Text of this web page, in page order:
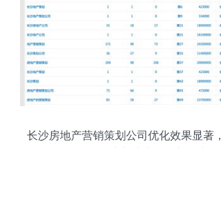
长沙房地产营销策划公司优化效果显著，